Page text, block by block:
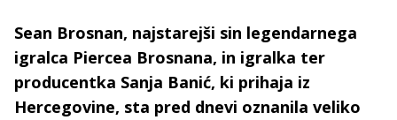
Sean Brosnan, najstarejši sin legendarnega
igralca Piercea Brosnana, in igralka ter
producentka Sanja Banić, ki prihaja iz
Hercegovine, sta pred dnevi oznanila veliko